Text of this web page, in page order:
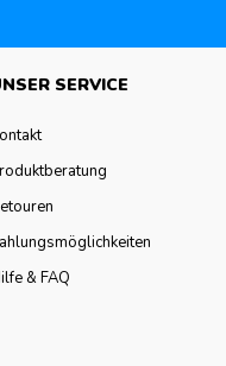
SERVICE
& FAQ